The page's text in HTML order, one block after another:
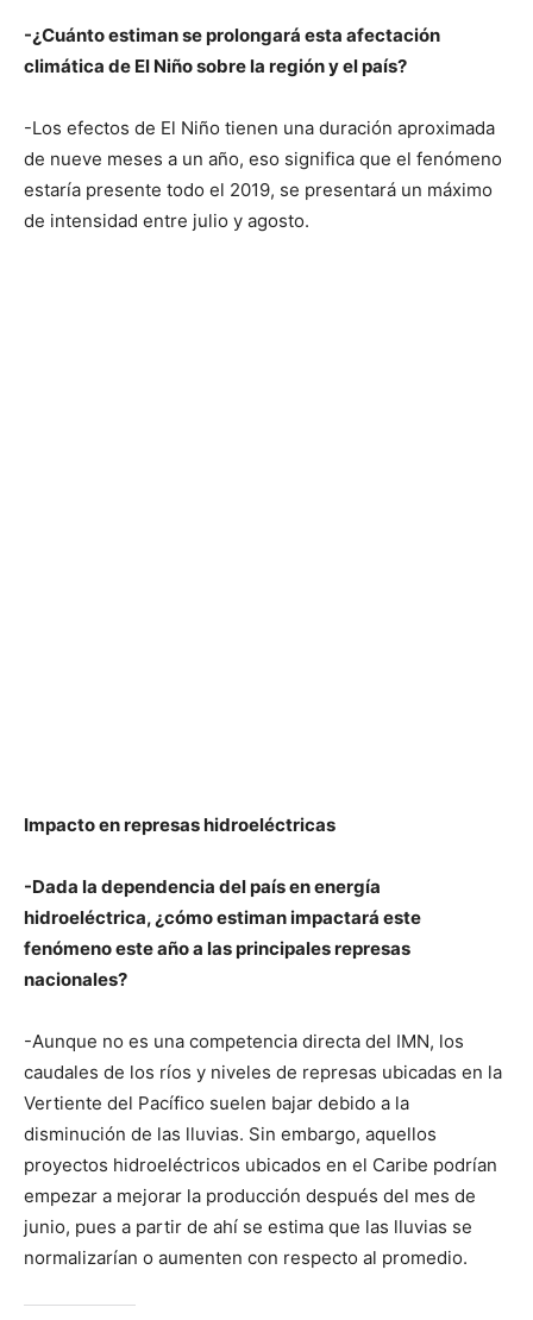
-¿Cuánto estiman se prolongará esta afectación
climática de El Niño sobre la región y el país?
-Los efectos de El Niño tienen una duración aproximada
de nueve meses a un año, eso significa que el fenómeno
estaría presente todo el 2019, se presentará un máximo
de intensidad entre julio y agosto.
Impacto en represas hidroeléctricas
-Dada la dependencia del país en energía
hidroeléctrica, ¿cómo estiman impactará este
fenómeno este año a las principales represas
nacionales?
-Aunque no es una competencia directa del IMN, los
caudales de los ríos y niveles de represas ubicadas en la
Vertiente del Pacífico suelen bajar debido a la
disminución de las lluvias. Sin embargo, aquellos
proyectos hidroeléctricos ubicados en el Caribe podrían
empezar a mejorar la producción después del mes de
junio, pues a partir de ahí se estima que las lluvias se
normalizarían o aumenten con respecto al promedio.